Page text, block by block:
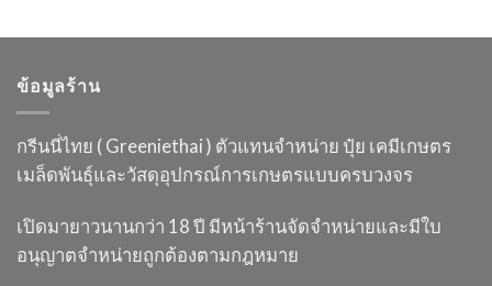
ข้อมูลร้าน
กรีนนี่ไทย ( Greeniethai ) ตัวแทนจำหน่าย ปุ๋ย เคมีเกษตร
เมล็ดพันธุ์และวัสดุอุปกรณ์การเกษตรแบบครบวงจร
เปิดมายาวนานกว่า 18 ปี มีหน้าร้านจัดจำหน่ายและมีใบ
อนุญาตจำหน่ายถูกต้องตามกฎหมาย